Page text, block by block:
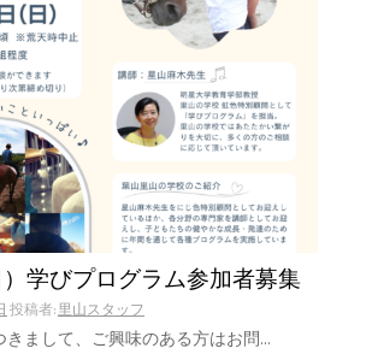
学びプログラム参加者募集
投稿者:里山スタッフ
きまして、ご興味のある方はお問…